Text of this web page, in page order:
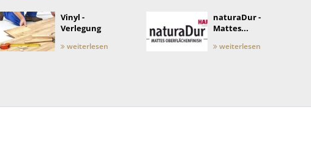
Vinyl -
Verlegung
weiterlesen
naturaDur -
Mattes...
weiterlesen